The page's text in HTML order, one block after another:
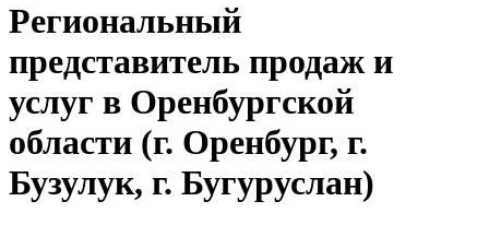
Региональный
представитель продаж и
услуг в Оренбургской
области (г. Оренбург, г.
Бузулук, г. Бугуруслан)